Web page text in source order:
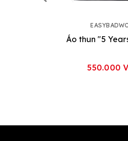
Áo thun "5
550.000